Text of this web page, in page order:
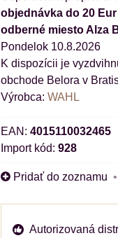
objednávka do 20
odberné miesto Alza
Pondelok10.8.2026
obchode Belora v
Výrobca: WAHL
EAN: 4015110032465
Import kód: 928
Pridať do zoznamu
Autorizovaná